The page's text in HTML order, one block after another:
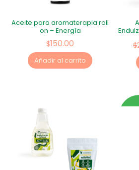
Aceite para aromaterapia roll
on – Energía
$150.00
Añadir al carrito
$